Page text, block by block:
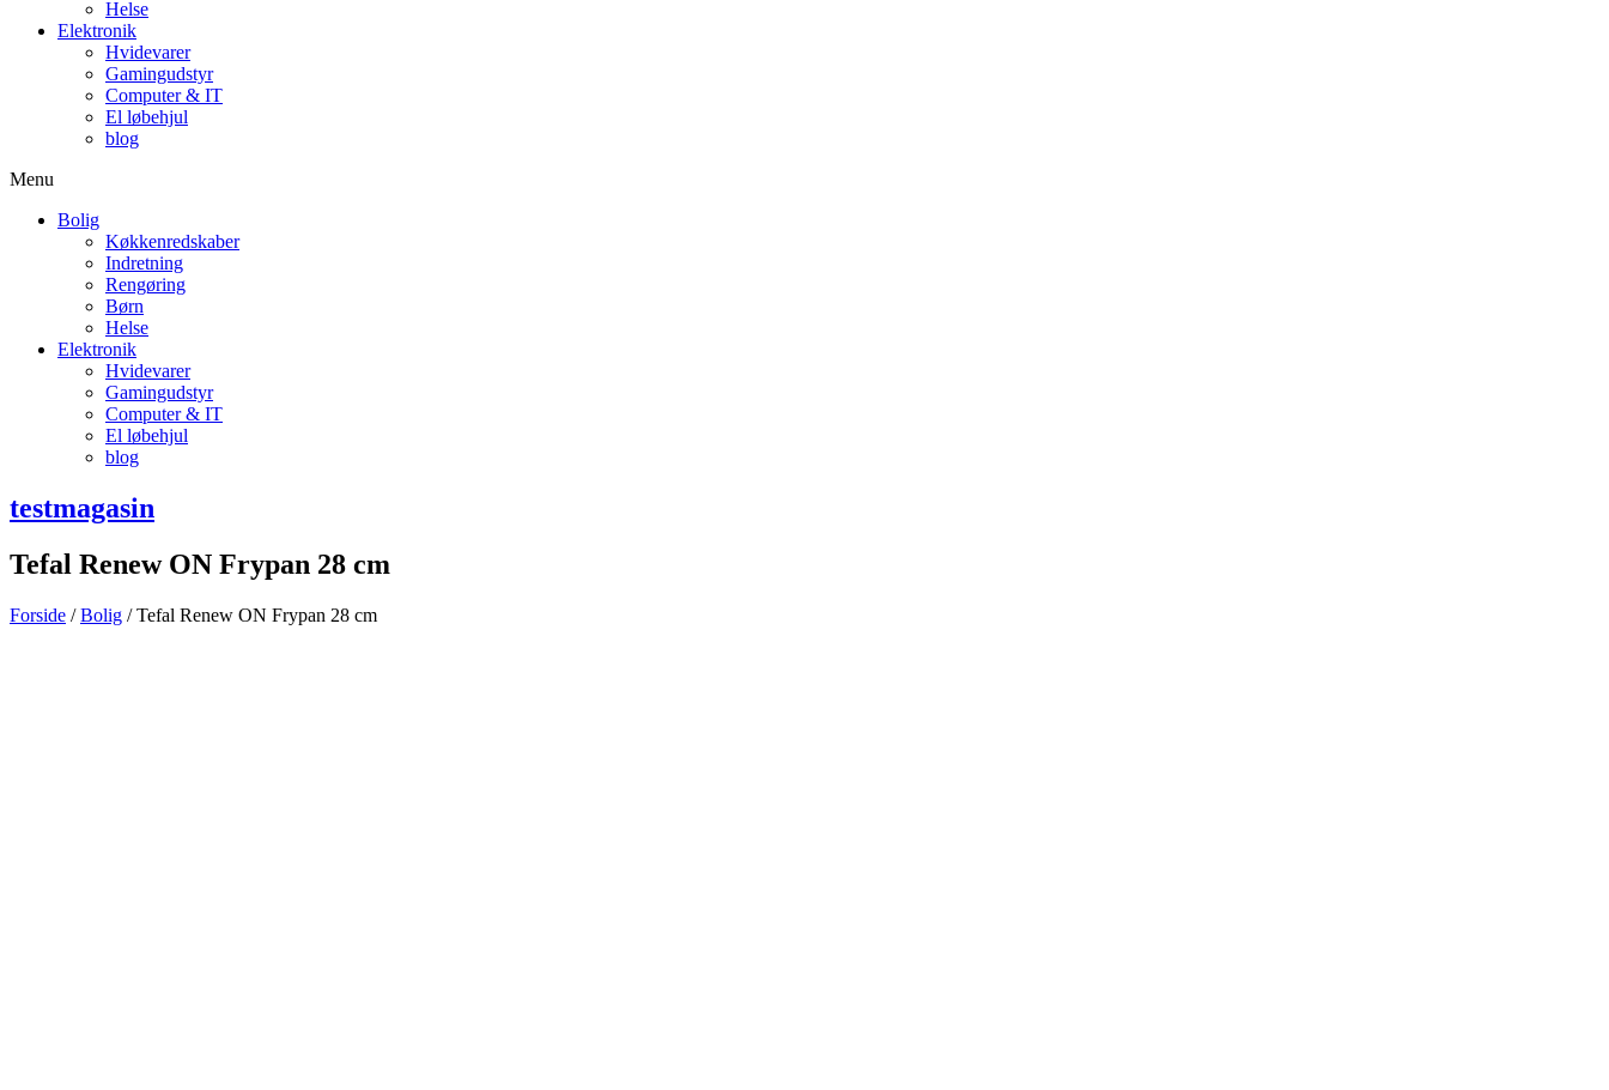
Helse
Elektronik
Hvidevarer
Gamingudstyr
Computer & IT
El løbehjul
blog
Menu
Bolig
Køkkenredskaber
Indretning
Rengøring
Børn
Helse
Elektronik
Hvidevarer
Gamingudstyr
Computer & IT
El løbehjul
blog
testmagasin
Tefal Renew ON Frypan 28 cm
Forside /Bolig / Tefal Renew ON Frypan 28 cm